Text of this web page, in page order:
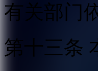
有关部门
第十三条